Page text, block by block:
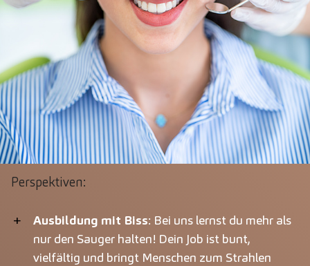
Perspektiven:
Ausbildung mit Biss: Bei uns lernst du mehr als
nur den Sauger halten! Dein Job ist bunt,
vielfältig und bringt Menschen zum Strahlen